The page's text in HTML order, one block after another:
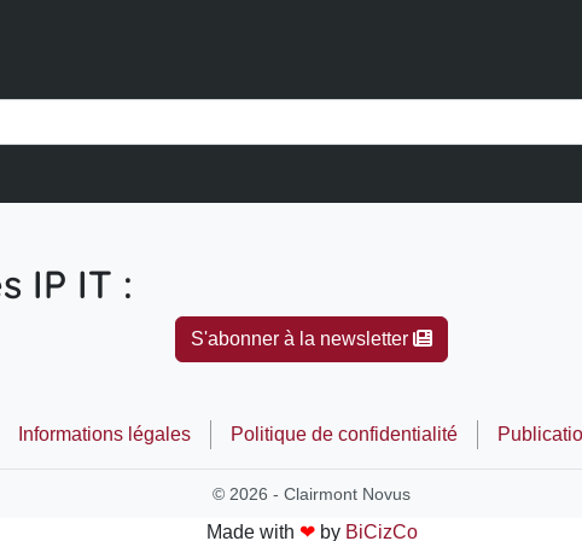
IP IT :
S'abonner à la newsletter
Informations légales Politique de confidentialité
© 2026 - Clairmont Novus
Made with ❤by BiCizCo